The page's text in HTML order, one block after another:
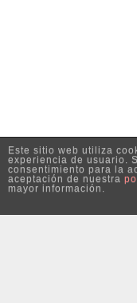
Móvil
Este sitio web utiliza
experiencia de usuario.
consentimiento para la
aceptación de nuestra
mayor información.